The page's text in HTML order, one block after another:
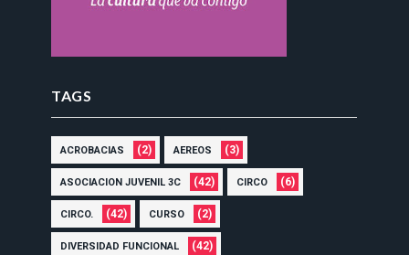
TAGS
ACROBACIAS (2) AEREOS (3)
ASOCIACION JUVENIL 3C (42) CIRCO (6)
CIRCO. (42) CURSO (2)
DIVERSIDAD FUNCIONAL (42)